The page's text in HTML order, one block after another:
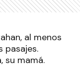
al menos
pasajes.
su mamá.